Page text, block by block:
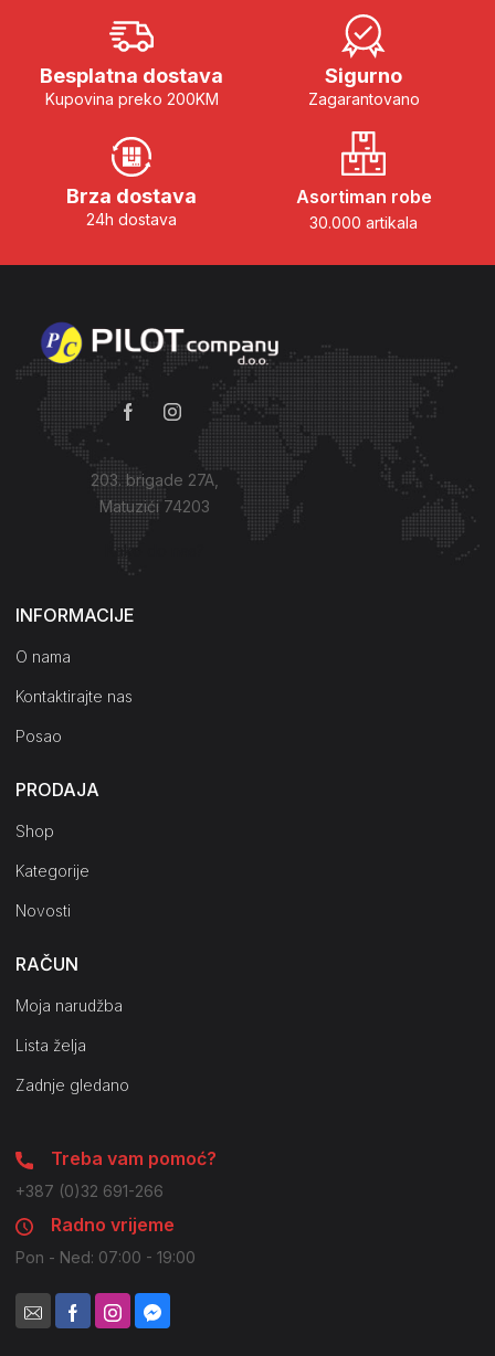
Besplatna dostava
Kupovina preko 200KM
Sigurno
Zagarantovano
Brza dostava
24h dostava
Asortiman robe
30.000 artikala
203. brigade 27A,
Matuzići 74203
Kako do nas?
INFORMACIJE
O nama
Kontaktirajte nas
Posao
PRODAJA
Shop
Kategorije
Novosti
RAČUN
Moja narudžba
Lista želja
Zadnje gledano
Treba vam pomoć?
+387 (0)32 691-266
Radno vrijeme
Pon - Ned: 07:00 - 19:00